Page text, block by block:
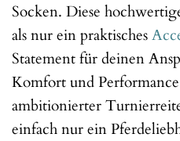
Socken. Diese
als nur ein praktisches
Statement für deinen
Komfort und
ambitionierter
einfach nur ein